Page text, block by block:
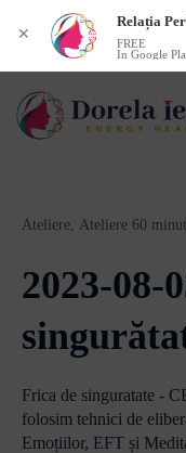
Ateliere, Ateliere 60
2023-08-
Frica de singuratate -
folosim tehnici de
Emoțiilor, EFT și
✕
Relația
FREE
In Google